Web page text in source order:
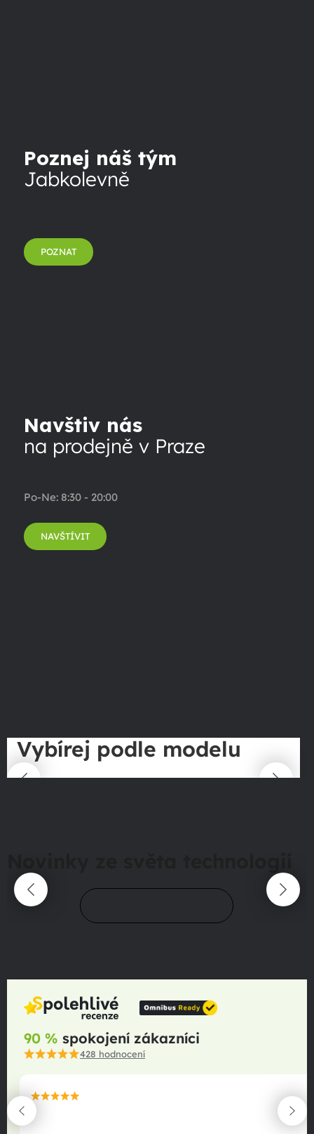
Poznej náš tým
Jabkolevně
POZNAT
Navštiv nás
na prodejně v Praze
Po-Ne: 8:30 - 20:00
NAVŠTÍVIT
Vybírej podle modelu
90 % spokojení zákazníci
428 hodnocení
maximální spokojenost
22.06.2025